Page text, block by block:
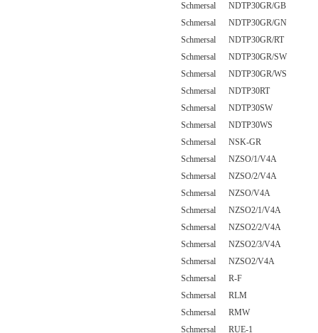
Schmersal NDTP30GR/GB
Schmersal NDTP30GR/GN
Schmersal NDTP30GR/RT
Schmersal NDTP30GR/SW
Schmersal NDTP30GR/WS
Schmersal NDTP30RT
Schmersal NDTP30SW
Schmersal NDTP30WS
Schmersal NSK-GR
Schmersal NZSO/1/V4A
Schmersal NZSO/2/V4A
Schmersal NZSO/V4A
Schmersal NZSO2/1/V4A
Schmersal NZSO2/2/V4A
Schmersal NZSO2/3/V4A
Schmersal NZSO2/V4A
Schmersal R-F
Schmersal RLM
Schmersal RMW
Schmersal RUE-1